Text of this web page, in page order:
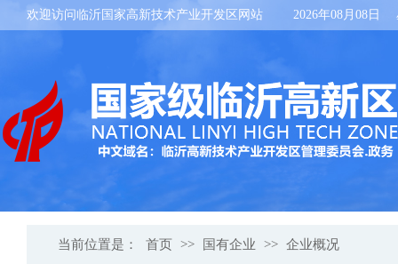
欢迎访问临沂国家高新技术产业开发区网站 2026年08月08日
当前位置是： 首页 >> 国有企业 >> 企业概况